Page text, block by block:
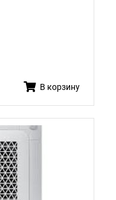
В корзину